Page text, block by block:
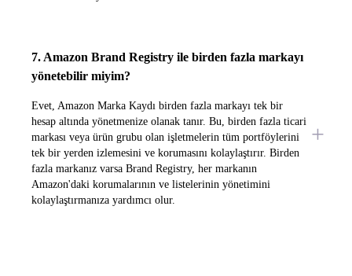
7. Amazon Brand Registry ile birden fazla markayı
yönetebilir miyim?
Evet, Amazon Marka Kaydı birden fazla markayı tek bir
hesap altında yönetmenize olanak tanır. Bu, birden fazla ticari
markası veya ürün grubu olan işletmelerin tüm portföylerini
tek bir yerden izlemesini ve korumasını kolaylaştırır. Birden
fazla markanız varsa Brand Registry, her markanın
Amazon'daki korumalarının ve listelerinin yönetimini
kolaylaştırmanıza yardımcı olur.